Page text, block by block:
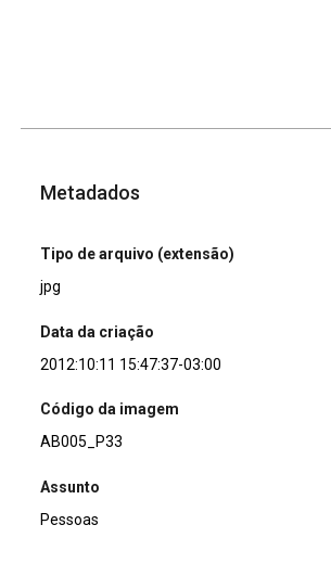
Metadados
Tipo de arquivo (extensão)
jpg
Data da criação
2012:10:11 15:47:37-03:00
Código da imagem
AB005_P33
Assunto
Pessoas